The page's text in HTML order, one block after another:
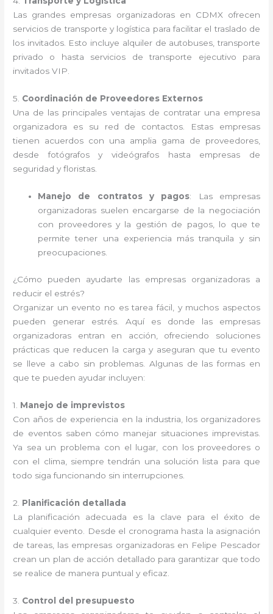
Las grandes empresas organizadoras en CDMX ofrecen
servicios de transporte y logística para facilitar el traslado de
los invitados. Esto incluye alquiler de autobuses, transporte
privado o hasta servicios de transporte ejecutivo para
invitados VIP.
5. Coordinación de Proveedores Externos
Una de las principales ventajas de contratar una empresa
organizadora es su red de contactos. Estas empresas
tienen acuerdos con una amplia gama de proveedores,
desde fotógrafos y videógrafos hasta empresas de
seguridad y floristas.
Manejo de contratos y pagos: Las empresas
organizadoras suelen encargarse de la negociación
con proveedores y la gestión de pagos, lo que te
permite tener una experiencia más tranquila y sin
preocupaciones.
¿Cómo pueden ayudarte las empresas organizadoras a
reducir el estrés?
Organizar un evento no es tarea fácil, y muchos aspectos
pueden generar estrés. Aquí es donde las empresas
organizadoras entran en acción, ofreciendo soluciones
prácticas que reducen la carga y aseguran que tu evento
se lleve a cabo sin problemas. Algunas de las formas en
que te pueden ayudar incluyen:
1. Manejo de imprevistos
Con años de experiencia en la industria, los organizadores
de eventos saben cómo manejar situaciones imprevistas.
Ya sea un problema con el lugar, con los proveedores o
con el clima, siempre tendrán una solución lista para que
todo siga funcionando sin interrupciones.
2. Planificación detallada
La planificación adecuada es la clave para el éxito de
cualquier evento. Desde el cronograma hasta la asignación
de tareas, las empresas organizadoras en Felipe Pescador
crean un plan de acción detallado para garantizar que todo
se realice de manera puntual y eficaz.
3. Control del presupuesto